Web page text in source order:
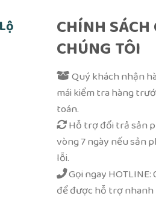
CHÍNH SÁCH
CHÚNG TÔI
Quý khách nhận
mái kiểm tra hàng
toán.
Hỗ trợ đổi trả sản
vòng 7 ngày nếu sản
lỗi.
Gọi ngayHOTLINE:
để được hỗ trợ